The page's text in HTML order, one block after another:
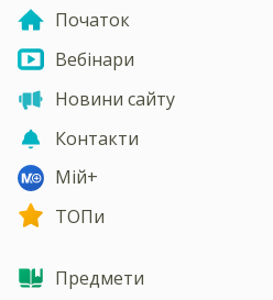
Початок
Вебінари
Новини сайту
Контакти
Мій+
ТОПи
Предмети